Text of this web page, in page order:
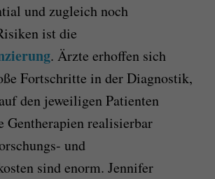
und zugleich noch
ist die
. Ärzte erhoffen sich
Fortschritte in der Diagnostik,
den jeweiligen Patienten
Gentherapien realisierbar
und
sind enorm. Jennifer